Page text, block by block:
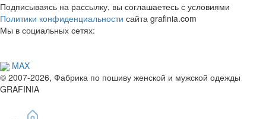
Подписываясь на рассылку, вы соглашаетесь с условиями
Политики конфиденциальности сайта grafinia.com
Мы в социальных сетях:
MAX
© 2007-2026, Фабрика по пошиву женской и мужской одежды
GRAFINIA